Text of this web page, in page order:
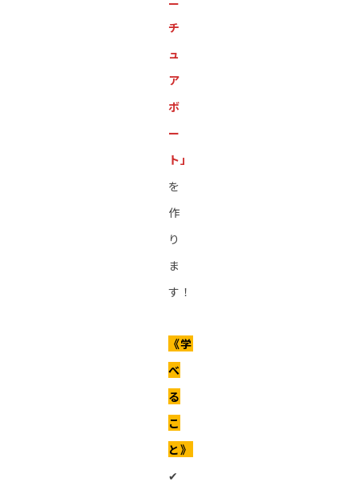
チ
ュ
ア
ボ
ー
ト」
を
作
り
ま
す！
《学
べ
る
こ
と》
✔︎